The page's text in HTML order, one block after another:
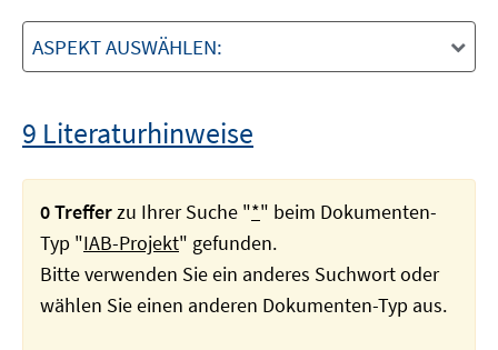
ASPEKT AUSWÄHLEN:
9 Literaturhinweise
0 Trefferzu Ihrer Suche "*" beim Dokumenten-
Typ "IAB-Projekt" gefunden.
Bitte verwenden Sie ein anderes Suchwort oder
wählen Sie einen anderen Dokumenten-Typ aus.